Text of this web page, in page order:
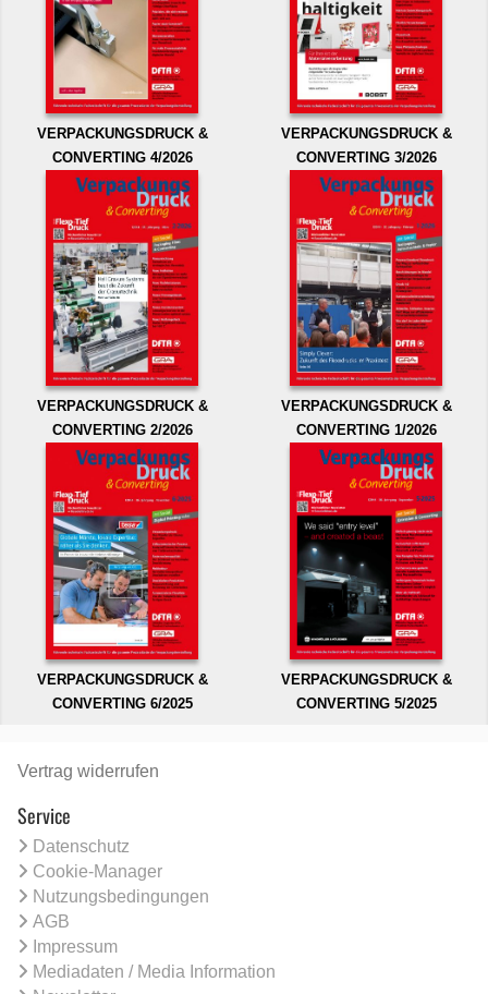
VERPACKUNGSDRUCK &
CONVERTING 4/2026
VERPACKUNGSDRUCK &
CONVERTING 3/2026
VERPACKUNGSDRUCK &
CONVERTING 2/2026
VERPACKUNGSDRUCK &
CONVERTING 1/2026
VERPACKUNGSDRUCK &
CONVERTING 6/2025
VERPACKUNGSDRUCK &
CONVERTING 5/2025
Vertrag widerrufen
Service
Datenschutz
Cookie-Manager
Nutzungsbedingungen
AGB
Impressum
Mediadaten / Media Information